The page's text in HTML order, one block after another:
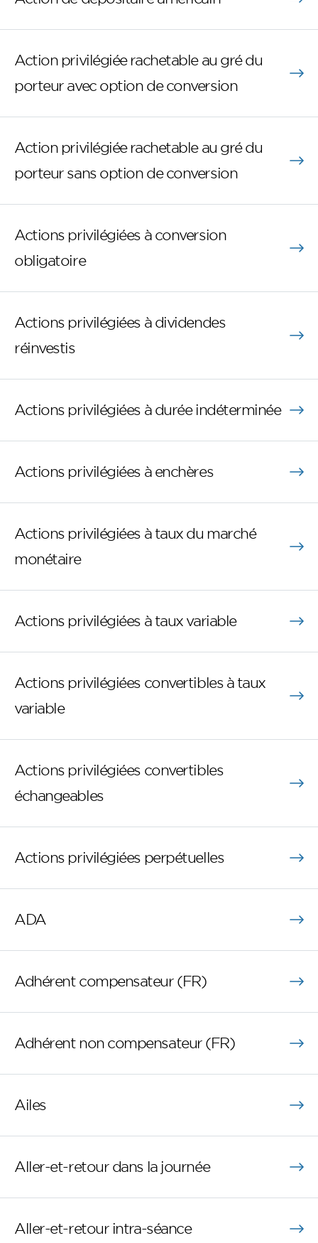
Action privilégiée rachetable au gré du
porteur avec option de conversion
Action privilégiée rachetable au gré du
porteur sans option de conversion
Actions privilégiées à conversion
obligatoire
Actions privilégiées à dividendes
réinvestis
Actions privilégiées à durée indéterminée
Actions privilégiées à enchères
Actions privilégiées à taux du marché
monétaire
Actions privilégiées à taux variable
Actions privilégiées convertibles à taux
variable
Actions privilégiées convertibles
échangeables
Actions privilégiées perpétuelles
ADA
Adhérent compensateur (FR)
Adhérent non compensateur (FR)
Ailes
Aller-et-retour dans la journée
Aller-et-retour intra-séance